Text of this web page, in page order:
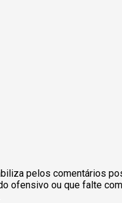
pelos comentários
ofensivo ou que falte